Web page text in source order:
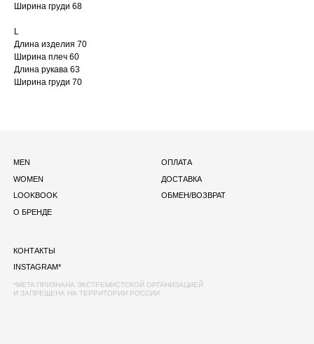
Ширина груди 68
L
Длина изделия 70
Ширина плеч 60
Длина рукава 63
Ширина груди 70
*META ПРИЗНАНА ЭКСТРЕМИСТСКОЙ ОРГАНИЗАЦИЕЙ
И ЗАПРЕЩЕНА НА ТЕРРИТОРИИ РОССИИ
INSTAGRAM*
ОФЕРТА